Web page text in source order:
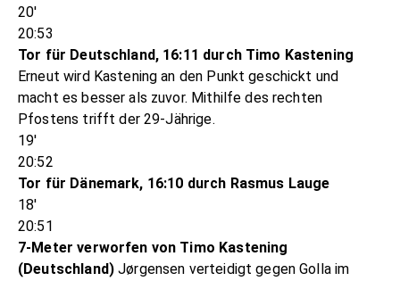
20'
20:53
Tor für Deutschland, 16:11 durch Timo Kastening
Erneut wird Kastening an den Punkt geschickt und
macht es besser als zuvor. Mithilfe des rechten
Pfostens trifft der 29-Jährige.
19'
20:52
Tor für Dänemark, 16:10 durch Rasmus Lauge
18'
20:51
7-Meter verworfen von Timo Kastening
(Deutschland)Jørgensen verteidigt gegen Golla im